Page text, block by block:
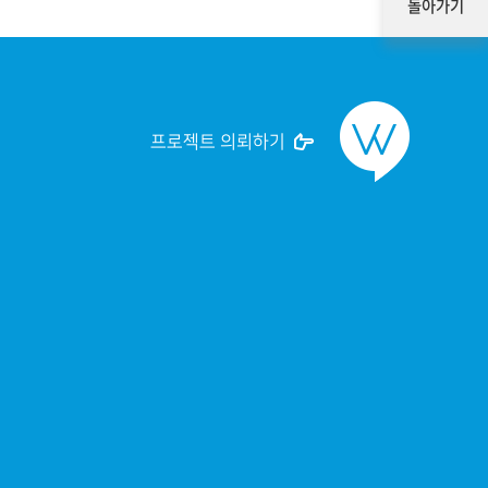
돌아가기
프로젝트 의뢰하기